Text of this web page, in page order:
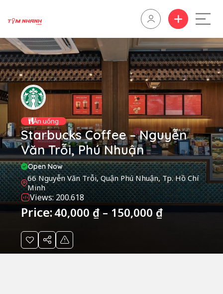
Ăn uống
Starbucks Coffee – Nguyễn
Văn Trỗi, Phú Nhuận
Open Now
66 Nguyễn Văn Trỗi, Quận Phú Nhuận, Tp. Hồ Chí
Minh
Views: 200.618
Price:40,000 ₫ – 150,000 ₫